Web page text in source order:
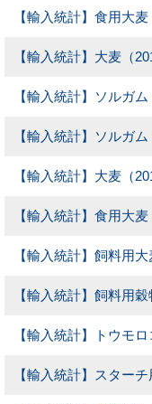
【輸入統計】食用大
【輸入統計】大麦（
【輸入統計】ソルガ
【輸入統計】ソルガ
【輸入統計】大麦（
【輸入統計】食用大
【輸入統計】飼料用
【輸入統計】飼料用
【輸入統計】トウモ
【輸入統計】スター